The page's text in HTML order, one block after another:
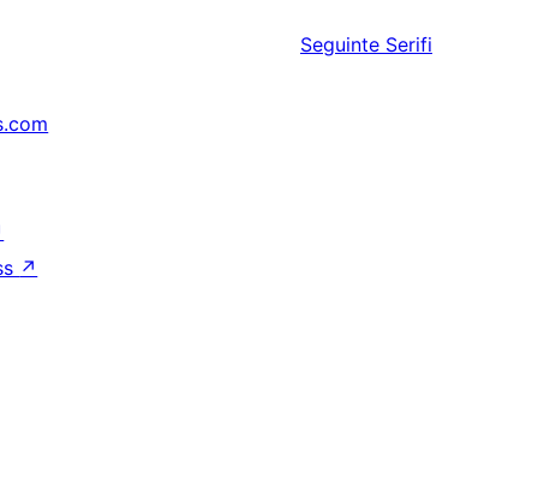
Seguinte Serifi
↗